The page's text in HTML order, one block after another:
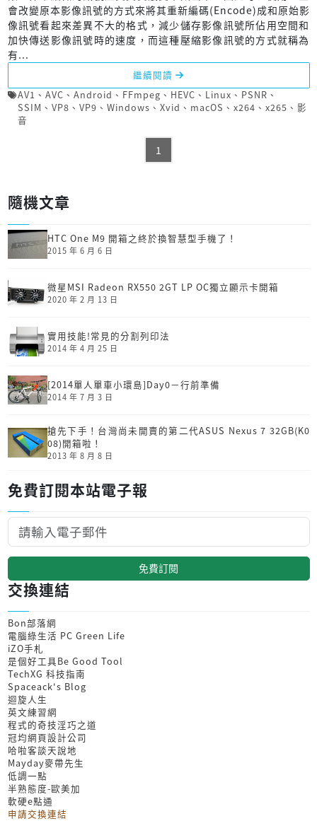
會改變原本影像訊號的方式來將其重新編碼(Encode)成和原始影
像訊號看起來差異不大的格式，減少儲存影像訊號所佔用空間和
加快傳送影像訊號時的速度，而這種壓縮影像訊號的方式就稱為
有...
繼續閱讀
AV1 、 AVC 、 Android 、 FFmpeg 、 HEVC 、 Linux 、 PSNR 、
SSIM 、 VP8 、 VP9 、 Windows 、 Xvid 、 macOS 、 x264 、 x265 、 影
音
1
隨機文章
HTC One M9 開箱之終於換智慧型手機了！
2015 年 6 月 6 日
微星MSI Radeon RX550 2GT LP OC獨立顯示卡開箱
2020 年 2 月 13 日
實用技能!常見的分割列印法
2014 年 4 月 25 日
[2014單人單車小環島]Day0－行前準備
2014 年 7 月 3 日
搶先下手！台灣尚未開賣的第二代ASUS Nexus 7 32GB(K0
08)開箱啦！
2013 年 8 月 8 日
免費訂閱本站電子報
免費訂閱
交換連結
Bon部落網
電腦綠生活 PC Green Life
iZO手札
是個好工具Be Good Tool
TechXG 科技指南
Spaceack's Blog
迴旋人生
英文練習網
程式的奇技淫巧之道
冠均網頁設計公司
哈啦客談天說地
Mayday麥帶先生
低調一點
半熟態度-歐美加
軟硬e點通
申請交換連結